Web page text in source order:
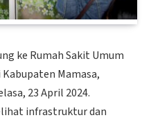
ke Rumah Sakit Umum
Mamasa,
23 April 2024.
infrastruktur dan